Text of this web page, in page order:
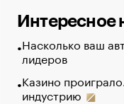
Интересное
Насколько ваш
лидеров
Казино
индустрию